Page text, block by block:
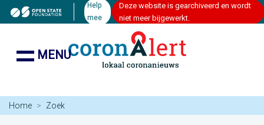
Help
mee
Deze website is gearchiveerd en wordt
niet meer bijgewerkt.
MENU
Home Zoek